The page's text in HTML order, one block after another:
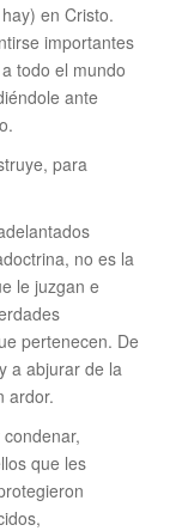
en Cristo.
importantes
todo el mundo
ante
para
no es la
le juzgan e
pertenecen. De
a abjurar de la
ardor.
que les